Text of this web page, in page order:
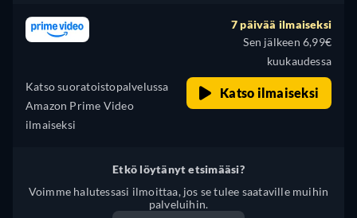
Ranska, Italia, japani, Korea,
Hollannin kieli, Puola,
Katso suoratoistopalvelussa
Amazon Prime Video
ilmaiseksi
7 päivää ilmaiseksi
Sen jälkeen 6,99€
kuukaudessa
Katso ilmaiseksi
Etkö löytänyt etsimääsi?
Voimme halutessasi ilmoittaa, jos se tulee saataville muihin
palveluihin.